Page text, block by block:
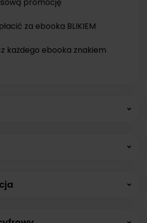
za ebooka BLIKIEM
każdego ebooka znakiem
lekcjami, nagraniami i
od zaraz.